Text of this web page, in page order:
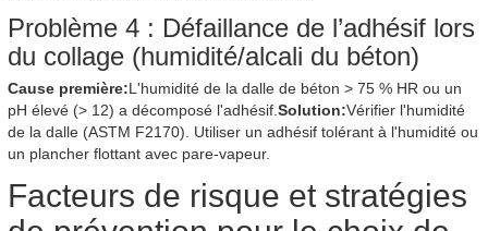
Problème 4 : Défaillance de l’adhésif lors
du collage (humidité/alcali du béton)
Cause première:L'humidité de la dalle de béton > 75 % HR ou un
pH élevé (> 12) a décomposé l'adhésif. Solution:Vérifier l'humidité
de la dalle (ASTM F2170). Utiliser un adhésif tolérant à l'humidité ou
un plancher flottant avec pare-vapeur.
Facteurs de risque et stratégies